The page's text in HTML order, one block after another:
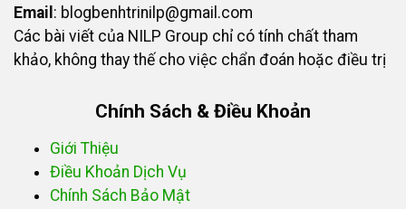
Email : blogbenhtrinilp@gmail.com
Các bài viết của NILP Group chỉ có tính chất tham
khảo, không thay thế cho việc chẩn đoán hoặc điều trị
Chính Sách & Điều Khoản
Giới Thiệu
Điều Khoản Dịch Vụ
Chính Sách Bảo Mật